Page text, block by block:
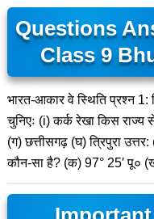
Questions
Class 9
भारत-आकार वे स्थिति प्रश्न 1:
चुनिएः (i) कर्क रेखा किस
(ग) छत्तीसगढ़ (घ) त्रिपुरा
कौन-सा है? (क) 97° 25′ पू०